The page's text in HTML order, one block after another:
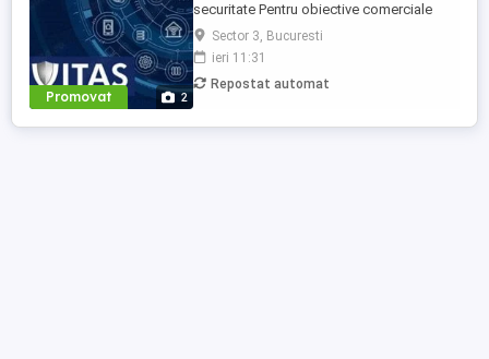
Promovat 2
securitate Pentru obiective comerciale
(magazine de haine din mall-urile din
Bucuresti) CONTACT: apel la numarul din
anunt Locatia: Park Lake, metrou Dristor
Tarif de 17,5 lei ora pentru inceput.
Garantam Salariu, program, ...
Sector 3, Bucuresti
ieri 11:31
Repostat automat